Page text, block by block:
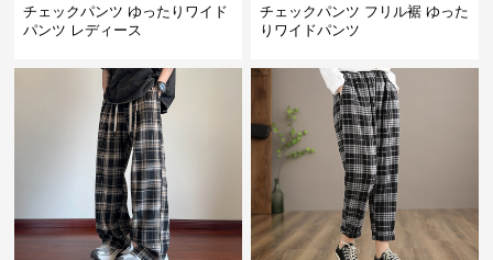
チェックパンツ ゆったりワイド
パンツ レディース
チェックパンツ フリル裾 ゆった
りワイドパンツ